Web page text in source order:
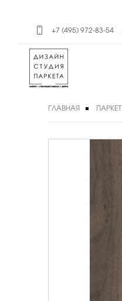
+7 (495) 972-83-54
ГЛАВНАЯ ПАРКЕТ